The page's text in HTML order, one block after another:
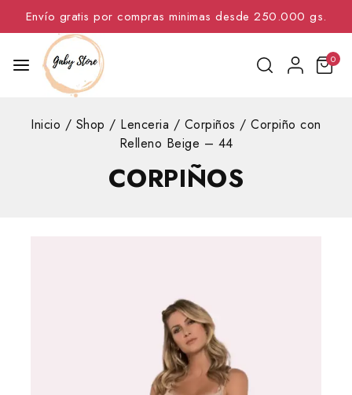
Envío gratis por compras minimas desde 250.000 gs.
0
Inicio / Shop / Lenceria / Corpiños / Corpiño con
Relleno Beige – 44
CORPIÑOS